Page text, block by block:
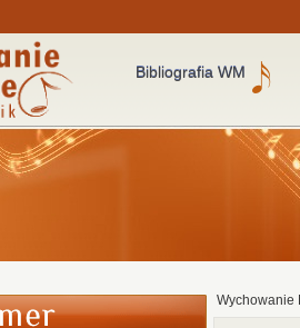
Bibliografia WM
Wychowanie